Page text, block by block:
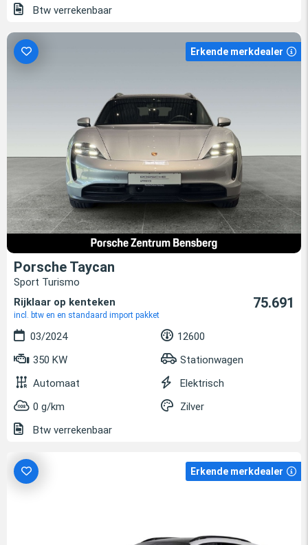
Btw verrekenbaar
Erkende merkdealer
Porsche Taycan
Sport Turismo
Rijklaar op kenteken
incl. btw en en standaard import pakket
75.691
03/2024
12600
350 KW
Stationwagen
Automaat
Elektrisch
0 g/km
Zilver
Btw verrekenbaar
Erkende merkdealer